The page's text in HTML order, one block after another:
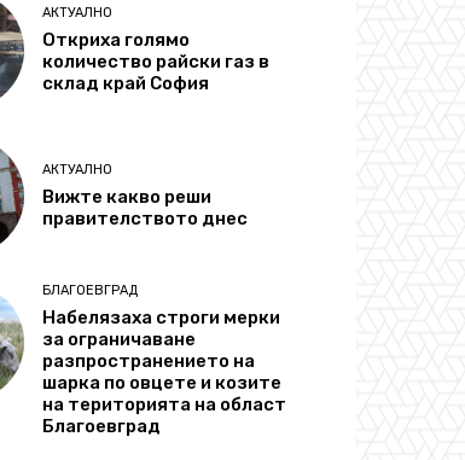
АКТУАЛНО
Откриха голямо
количество райски газ в
склад край София
АКТУАЛНО
Вижте какво реши
правителството днес
БЛАГОЕВГРАД
Набелязаха строги мерки
за ограничаване
разпространението на
шарка по овцете и козите
на територията на област
Благоевград